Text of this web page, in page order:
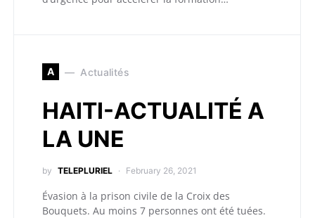
A Actualités
HAITI-ACTUALITÉ A
LA UNE
by TELEPLURIEL February 26, 2021
Évasion à la prison civile de la Croix des
Bouquets. Au moins 7 personnes ont été tuées.